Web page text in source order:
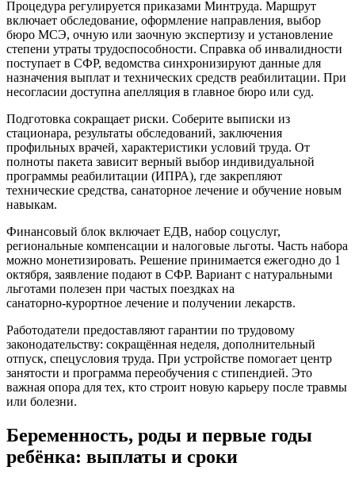
Процедура регулируется приказами Минтруда. Маршрут
включает обследование, оформление направления, выбор
бюро МСЭ, очную или заочную экспертизу и установление
степени утраты трудоспособности. Справка об инвалидности
поступает в СФР, ведомства синхронизируют данные для
назначения выплат и технических средств реабилитации. При
несогласии доступна апелляция в главное бюро или суд.
Подготовка сокращает риски. Соберите выписки из
стационара, результаты обследований, заключения
профильных врачей, характеристики условий труда. От
полноты пакета зависит верный выбор индивидуальной
программы реабилитации (ИПРА), где закрепляют
технические средства, санаторное лечение и обучение новым
навыкам.
Финансовый блок включает ЕДВ, набор соцуслуг,
региональные компенсации и налоговые льготы. Часть набора
можно монетизировать. Решение принимается ежегодно до 1
октября, заявление подают в СФР. Вариант с натуральными
льготами полезен при частых поездках на
санаторно‑курортное лечение и получении лекарств.
Работодатели предоставляют гарантии по трудовому
законодательству: сокращённая неделя, дополнительный
отпуск, спецусловия труда. При устройстве помогает центр
занятости и программа переобучения с стипендией. Это
важная опора для тех, кто строит новую карьеру после травмы
или болезни.
Беременность, роды и первые годы
ребёнка: выплаты и сроки